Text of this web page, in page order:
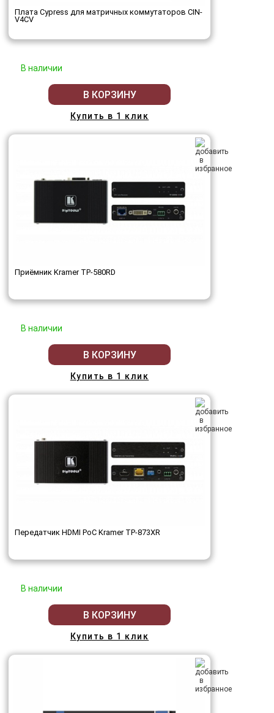
Плата Cypress для матричных коммутаторов CIN-
V4CV
В наличии
В КОРЗИНУ
Купить в 1 клик
Приёмник Kramer TP-580RD
В наличии
В КОРЗИНУ
Купить в 1 клик
Передатчик HDMI PoC Kramer TP-873XR
В наличии
В КОРЗИНУ
Купить в 1 клик